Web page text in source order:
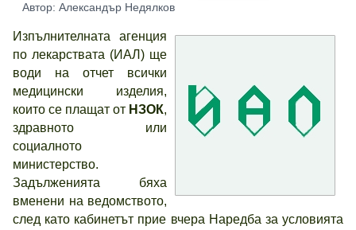
Автор: Александър Недялков
Изпълнителната агенция
по лекарствата (ИАЛ) ще
води на отчет всички
медицински изделия,
които се плащат от НЗОК,
здравното или
социалното
министерство.
Задълженията бяха
вменени на ведомството,
след като кабинетът прие вчера Наредба за условията